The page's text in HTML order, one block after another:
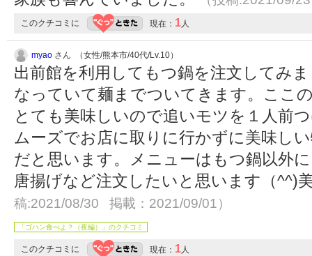
このクチコミに 現在： 1人
myao さん （女性/熊本市/40代/Lv.10）
出前館を利用してもつ鍋を注文してみ
なっていて麺までついてきます。ここ
とても美味しいので追いモツを１人前
ムーズでお店に取りに行かずに美味し
だと思います。メニューはもつ鍋以外
唐揚げなど注文したいと思います（^^)
稿:2021/08/30 掲載：2021/09/01）
「ゴハン食べよ？（夜編）」のクチコミ
このクチコミに 現在： 1人